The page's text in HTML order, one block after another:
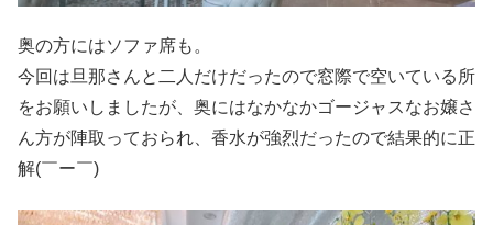
奥の方にはソファ席も。
今回は旦那さんと二人だけだったので窓際で空いている所
をお願いしましたが、奥にはなかなかゴージャスなお嬢さ
ん方が陣取っておられ、香水が強烈だったので結果的に正
解(￣ー￣)